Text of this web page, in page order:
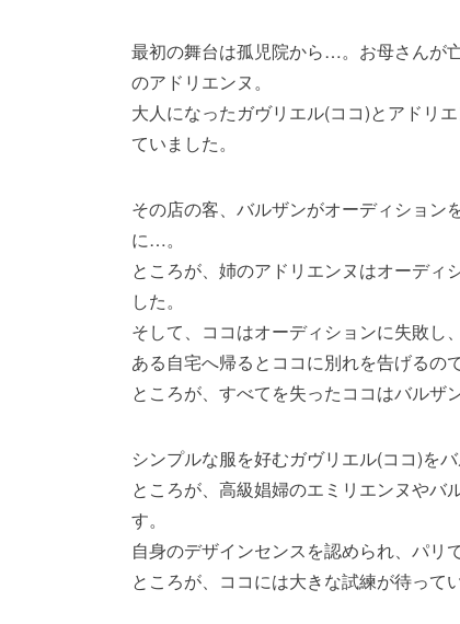
最初の舞台は孤児院から…。お母さんが
のアドリエンヌ。
大人になったガヴリエル(ココ)とアドリ
ていました。
その店の客、バルザンがオーディション
に…。
ところが、姉のアドリエンヌはオーディ
した。
そして、ココはオーディションに失敗し
ある自宅へ帰るとココに別れを告げるので
ところが、すべてを失ったココはバルザ
シンプルな服を好むガヴリエル(ココ)を
ところが、高級娼婦のエミリエンヌや
す。
自身のデザインセンスを認められ、パリ
ところが、ココには大きな試練が待って